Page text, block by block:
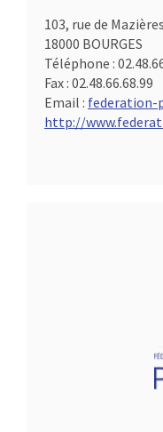
103, rue de Mazières
18000 BOURGES
Téléphone :
Fax : 02.48.66.68.99
Email : federation-
http://